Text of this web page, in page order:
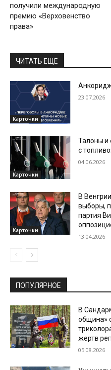
получили международную
премию «Верховенство
права»
ЧИТАТЬ ЕЩЕ
Карточки
23.07.2026
Карточки
Талоны и
с
04.06.2026
Карточки
В
выборы,
партия
13.04.2026
ПОПУЛЯРНОЕ
В
община»
жертв
05.08.2026